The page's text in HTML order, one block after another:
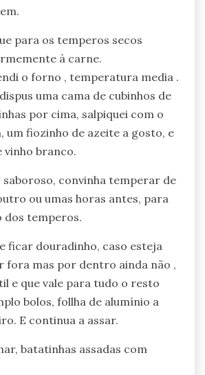
para os temperos secos
à carne.
o forno , temperatura media .
uma cama de cubinhos de
por cima, salpiquei com o
um fiozinho de azeite a gosto, e
vinho branco.
saboroso, convinha temperar de
ou umas horas antes, para
dos temperos.
ficar douradinho, caso esteja
fora mas por dentro ainda não ,
e que vale para tudo o resto
bolos, follha de alumínio a
E continua a assar.
batatinhas assadas com